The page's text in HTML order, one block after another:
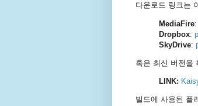
다운로드 링크는
MediaFire:
Dropbox:
SkyDrive:
혹은 최신 버전을
LINK:
빌드에 사용된 플